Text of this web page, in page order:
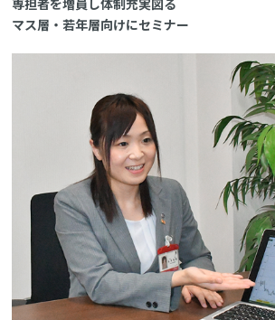
専担者を増員し体制充実図る
マス層・若年層向けにセミナー